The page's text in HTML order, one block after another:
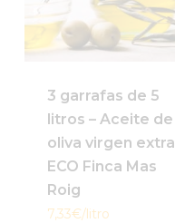
3 garrafas de 5
litros – Aceite de
oliva virgen extra
ECO Finca Mas
Roig
7,33€/litro